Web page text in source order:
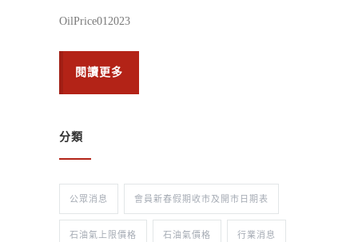
OilPrice012023
閱讀更多
分類
公眾消息 會員新春假期收市及開市日期表
石油氣上限價格 石油氣價格 行業消息